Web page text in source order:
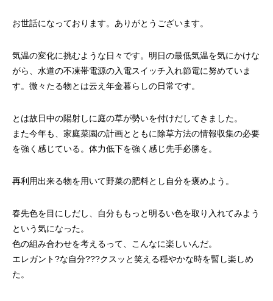
お世話になっております。ありがとうございます。
気温の変化に挑むような日々です。明日の最低気温を気にかけな
がら、水道の不凍帯電源の入電スイッチ入れ節電に努めていま
す。微々たる物とは云え年金暮らしの日常です。
とは故日中の陽射しに庭の草が勢いを付けだしてきました。
また今年も、家庭菜園の計画とともに除草方法の情報収集の必要
を強く感じている。体力低下を強く感じ先手必勝を。
再利用出来る物を用いて野菜の肥料とし自分を褒めよう。
春先色を目にしだし、自分ももっと明るい色を取り入れてみよう
という気になった。
色の組み合わせを考えるって、こんなに楽しいんだ。
エレガント?な自分???クスッと笑える穏やかな時を暫し楽しめ
た。